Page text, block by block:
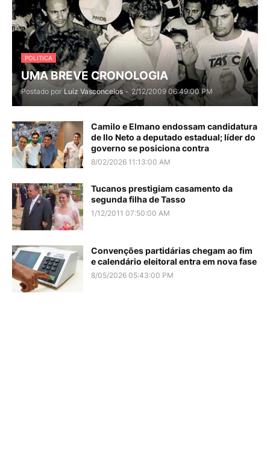
POLITICA
UMA BREVE CRONOLOGIA
Postado por Luiz Vasconcelos - 2/12/2009 06:49:00 PM
Camilo e Elmano endossam candidatura
de Ilo Neto a deputado estadual; líder do
governo se posiciona contra
8/02/2026 11:13:00 AM
Tucanos prestigiam casamento da
segunda filha de Tasso
1/12/2011 07:50:00 AM
Convenções partidárias chegam ao fim
e calendário eleitoral entra em nova fase
8/05/2026 05:43:00 PM